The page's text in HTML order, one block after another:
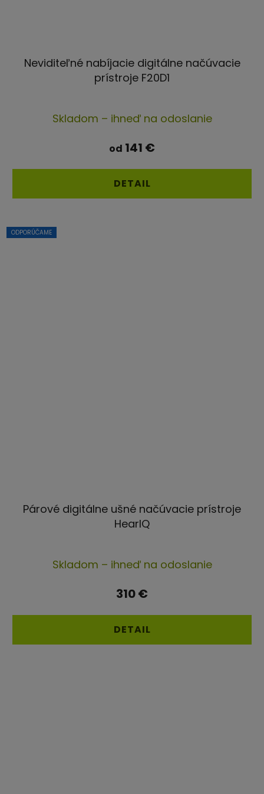
Neviditeľné nabíjacie digitálne načúvacie
prístroje F20D1
hodnotenie
produktu
4,4
z
Skladom – ihneď na odoslanie
od 141 €
DETAIL
ODPORÚČAME
Párové digitálne ušné načúvacie prístroje
HearIQ
hodnotenie
produktu
5,0
z
Skladom – ihneď na odoslanie
310 €
DETAIL